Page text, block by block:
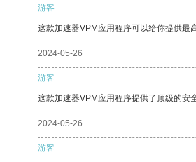
游客
这款加速器VPM应用程序可以给你提供最
2024-05-26
游客
这款加速器VPM应用程序提供了顶级的安
2024-05-26
游客